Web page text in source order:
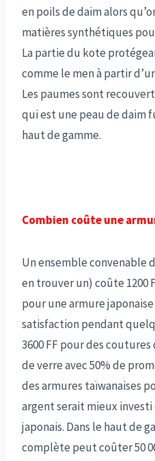
en poils de daim alors
matières synthétiques
La partie du kote
comme le men à partir
Les paumes sont
qui est une peau de daim
haut de gamme.
Combien coûte une
Un ensemble convenable
en trouver un) coûte 1200
pour une armure
satisfaction pendant
3600 FF pour des
de verre avec 50% de
des armures taïwanaises
argent serait mieux
japonais. Dans le haut de
complète peut coûter 50